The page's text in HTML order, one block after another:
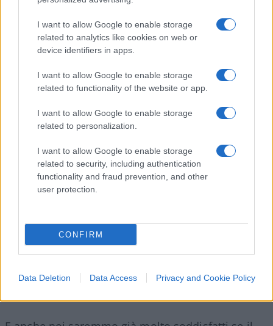
I want to allow Google to enable storage
related to analytics like cookies on web or
device identifiers in apps.
I want to allow Google to enable storage
related to functionality of the website or app.
I want to allow Google to enable storage
related to personalization.
I want to allow Google to enable storage
related to security, including authentication
functionality and fraud prevention, and other
user protection.
CONFIRM
Data Deletion Data Access Privacy and Cookie Policy
aver pubblicatoLa fine dell’economia (Milano,
1986) e Aspetti attuali della teoria economica
neoclassica (Torino, 1991)mi sentivo pronto a
riesporre in forma più piana e più accessibile ai non
specialisti alcune delle idee contenute in quei libri, e
a tentare di inserirle in un ripensamento della storia
delle dottrine economiche. Il risultato è questo
saggio, che vuole essere una piccola iniziazione alla
sintetica; ma grande economia, cioè l’economia nei
suoi rapporti coi temi eterni della conoscenza, del
progresso, della giustizia e della libertà.
Sarei già molto soddisfatto se il lettore giungesse a
convincersi, col mio aiuto, che lo studio
dell’economia merita di essere approfondito: su altri